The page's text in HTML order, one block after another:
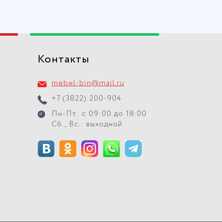
Контакты
mebel-bin@mail.ru
+7 (3822) 200-904
Пн-Пт: с 09:00 до 18:00
Сб., Вс.: выходной